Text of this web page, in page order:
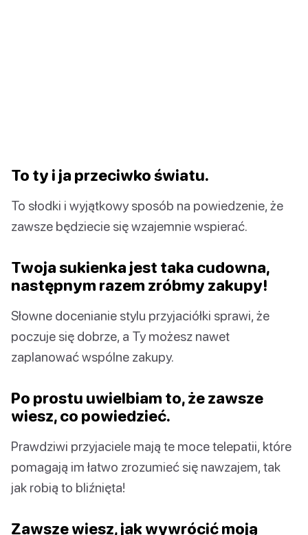
To ty i ja przeciwko światu.
To słodki i wyjątkowy sposób na powiedzenie, że
zawsze będziecie się wzajemnie wspierać.
Twoja sukienka jest taka cudowna,
następnym razem zróbmy zakupy!
Słowne docenianie stylu przyjaciółki sprawi, że
poczuje się dobrze, a Ty możesz nawet
zaplanować wspólne zakupy.
Po prostu uwielbiam to, że zawsze
wiesz, co powiedzieć.
Prawdziwi przyjaciele mają te moce telepatii, które
pomagają im łatwo zrozumieć się nawzajem, tak
jak robią to bliźnięta!
Zawsze wiesz, jak wywrócić moją